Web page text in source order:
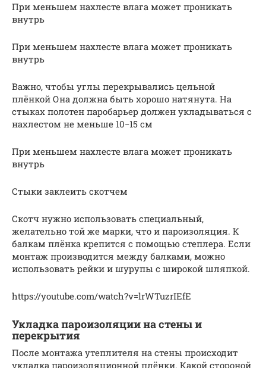
При меньшем нахлесте влага может проникать
внутрь
При меньшем нахлесте влага может проникать
внутрь
Важно, чтобы углы перекрывались цельной
плёнкой Она должна быть хорошо натянута. На
стыках полотен паробарьер должен укладываться с
нахлестом не меньше 10−15 см
При меньшем нахлесте влага может проникать
внутрь
Стыки заклеить скотчем
Скотч нужно использовать специальный,
желательно той же марки, что и пароизоляция. К
балкам плёнка крепится с помощью степлера. Если
монтаж производится между балками, можно
использовать рейки и шурупы с широкой шляпкой.
https://youtube.com/watch?v=lrWTuzrIEfE
Укладка пароизоляции на стены и
перекрытия
После монтажа утеплителя на стены происходит
укладка пароизоляционной плёнки. Какой стороной